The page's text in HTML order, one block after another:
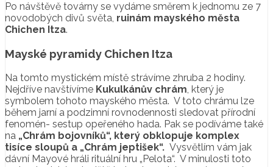
Po návštěvě továrny se vydáme směrem k jednomu ze 7
novodobých divů světa, ruinám mayského města
Chichen Itza.
Mayské pyramidy Chichen Itza
Na tomto mystickém místě strávíme zhruba 2 hodiny.
Nejdříve navštívíme Kukulkánův chrám , který je
symbolem tohoto mayského města. V toto chrámu lze
během jarní a podzimní rovnodennosti sledovat přírodní
fenomén- sestup opeřeného hada. Pak se podíváme také
na „Chrám bojovníků“, který obklopuje komplex
tisíce sloupů a „Chrám jeptišek“. Vysvětlím vám jak
dávní Mayové hráli rituální hru „Pelota“. V minulosti toto